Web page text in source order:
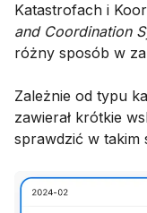
Katastrofach i
and Coordination
różny sposób w
Zależnie od typu
zawierał krótkie
sprawdzić w takim